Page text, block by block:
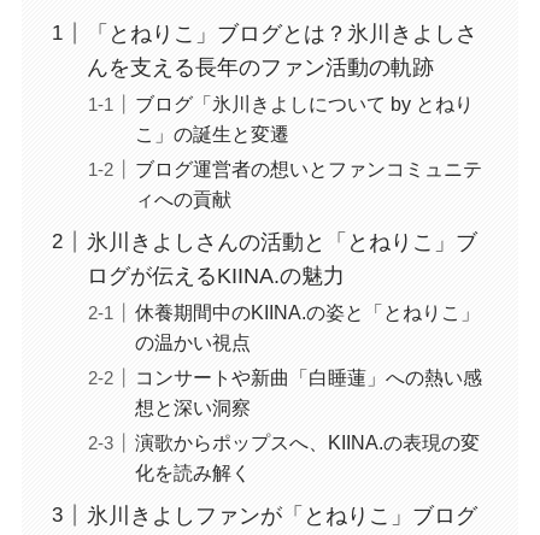
「とねりこ」ブログとは？氷川きよしさ
んを支える長年のファン活動の軌跡
ブログ「氷川きよしについて by とねり
こ」の誕生と変遷
ブログ運営者の想いとファンコミュニテ
ィへの貢献
氷川きよしさんの活動と「とねりこ」ブ
ログが伝えるKIINA.の魅力
休養期間中のKIINA.の姿と「とねりこ」
の温かい視点
コンサートや新曲「白睡蓮」への熱い感
想と深い洞察
演歌からポップスへ、KIINA.の表現の変
化を読み解く
氷川きよしファンが「とねりこ」ブログ